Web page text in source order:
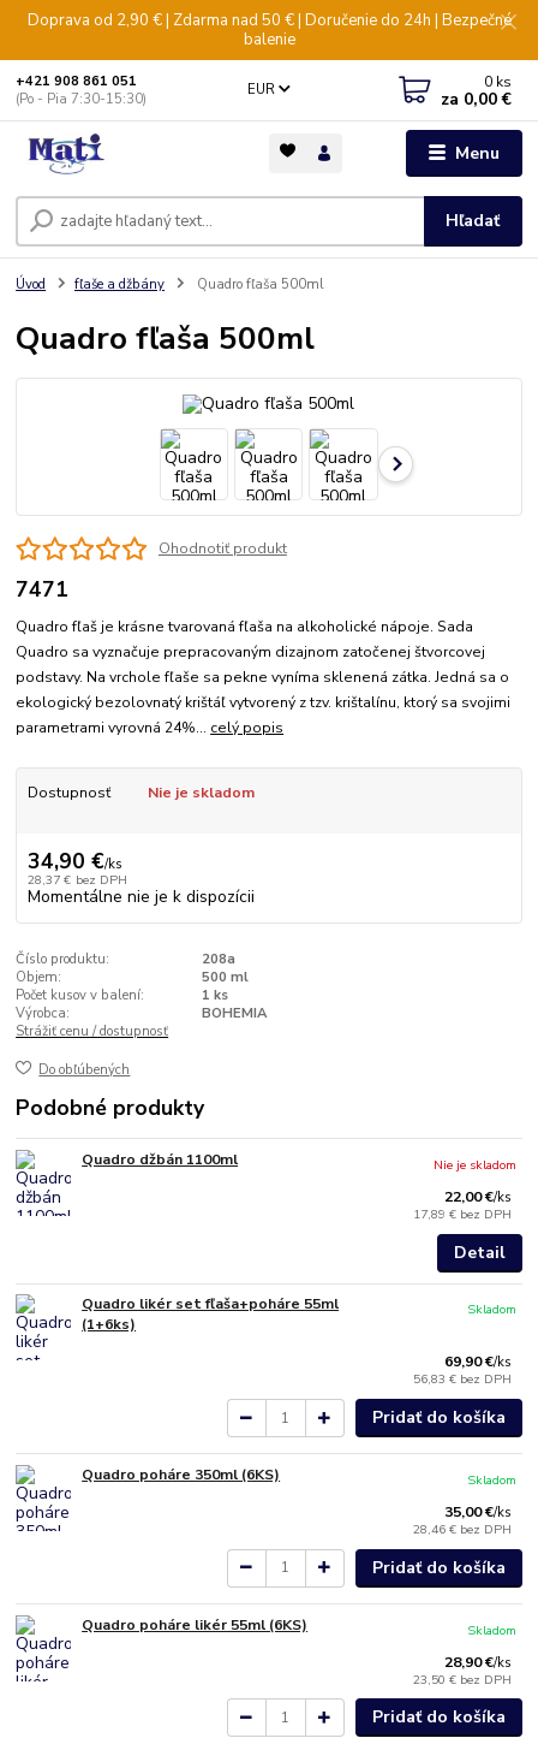
Doprava od 2,90 € | Zdarma nad 50 € | Doručenie do 24h | Bezpečné
balenie
Menu
EUR
Hľadať
+421 908 861 051
(Po - Pia 7:30-15:30)
0 ks
za 0,00 €
Úvod fľaše a džbány Quadro fľaša 500ml
Quadro fľaša 500ml
Ohodnotiť produkt
7471
Quadro fľaš je krásne tvarovaná fľaša na alkoholické nápoje. Sada
Quadro sa vyznačuje prepracovaným dizajnom zatočenej štvorcovej
podstavy. Na vrchole fľaše sa pekne vyníma sklenená zátka. Jedná sa o
ekologický bezolovnatý krištáľ vytvorený z tzv. krištalínu, ktorý sa svojimi
parametrami vyrovná 24%... celý popis
Dostupnosť Nie je skladom
34,90 €/ks
28,37 € bez DPH
Momentálne nie je k dispozícii
Číslo produktu:
208a
Objem:
500 ml
Počet kusov v balení:
1 ks
Výrobca:
BOHEMIA
Strážiť cenu / dostupnosť
Do obľúbených
Podobné produkty
Quadro džbán 1100ml
22,00 €/ks
17,89 € bez DPH
Nie je skladom
Detail
Quadro likér set fľaša+poháre 55ml
(1+6ks)
69,90 €/ks
56,83 € bez DPH
Skladom
Pridať do košíka
Quadro poháre 350ml (6KS)
35,00 €/ks
28,46 € bez DPH
Skladom
Pridať do košíka
Quadro poháre likér 55ml (6KS)
28,90 €/ks
23,50 € bez DPH
Skladom
Pridať do košíka